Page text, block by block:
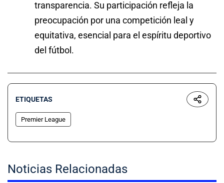
transparencia. Su participación refleja la
preocupación por una competición leal y
equitativa, esencial para el espíritu deportivo
del fútbol.
ETIQUETAS
Premier League
Noticias Relacionadas